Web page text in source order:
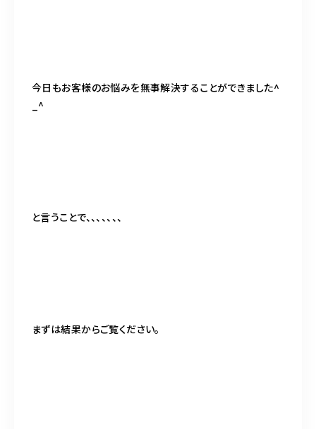
今日もお客様のお悩みを無事解決することができました^
_^
と言うことで、、、、、、、
まずは結果からご覧ください。